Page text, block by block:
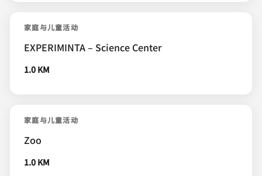
家庭与儿童活动
EXPERIMINTA – Science Center
1.0 KM
家庭与儿童活动
Zoo
1.0 KM